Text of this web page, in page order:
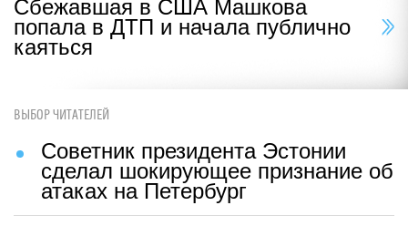
Сбежавшая в США Машкова
попала в ДТП и начала публично
каяться
ВЫБОР ЧИТАТЕЛЕЙ
Советник президента Эстонии
сделал шокирующее признание об
атаках на Петербург